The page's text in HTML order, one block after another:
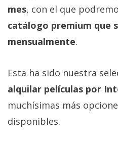
mes, con el que
catálogo premium que
mensualmente.
Esta ha sido nuestra
alquilar películas por
muchísimas más
disponibles.